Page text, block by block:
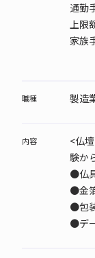
通勤
上限
家族
職種 製造
内容
<仏
験か
●仏
●金
●包
●デ